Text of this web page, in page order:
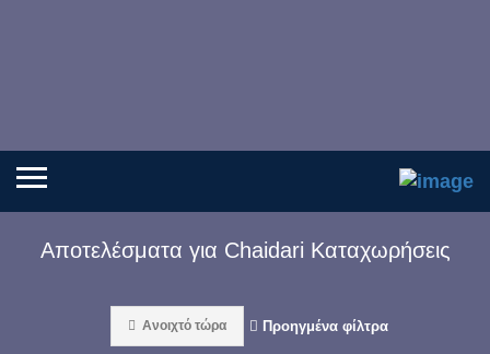
Αποτελέσματα για Chaidari Καταχωρήσεις
Ανοιχτό τώρα Προηγμένα φίλτρα